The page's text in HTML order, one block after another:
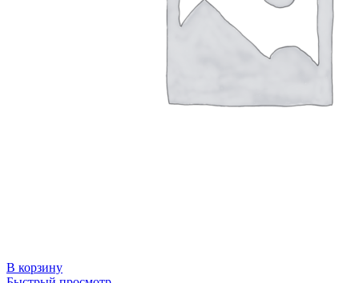
В корзину